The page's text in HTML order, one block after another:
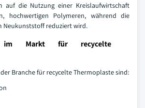
auf die Nutzung einer Kreislaufwirtschaft
hochwertigen Polymeren, während die
Neukunststoff reduziert wird.
im Markt für recycelte
Branche für recycelte Thermoplaste sind: